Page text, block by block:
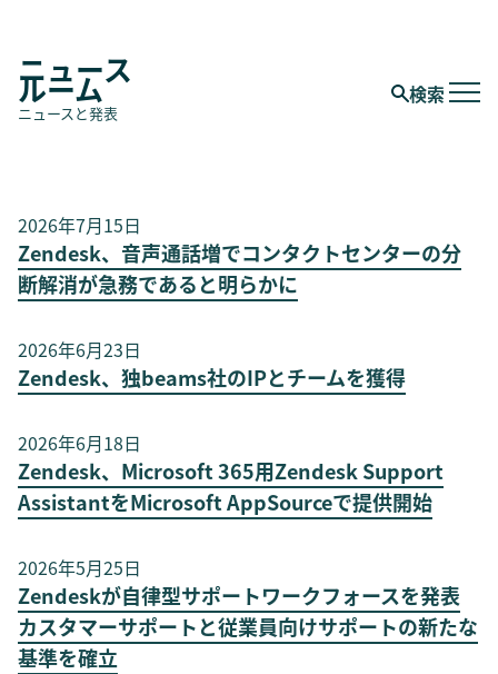
ニュース
ルーム
ニュースと発表
検索
2026年7月15日
Zendesk、音声通話増でコンタクトセンターの分
断解消が急務であると明らかに
2026年6月23日
Zendesk、独beams社のIPとチームを獲得
2026年6月18日
Zendesk、Microsoft 365用Zendesk Support
AssistantをMicrosoft AppSourceで提供開始
2026年5月25日
Zendeskが自律型サポートワークフォースを発表
カスタマーサポートと従業員向けサポートの新たな
基準を確立